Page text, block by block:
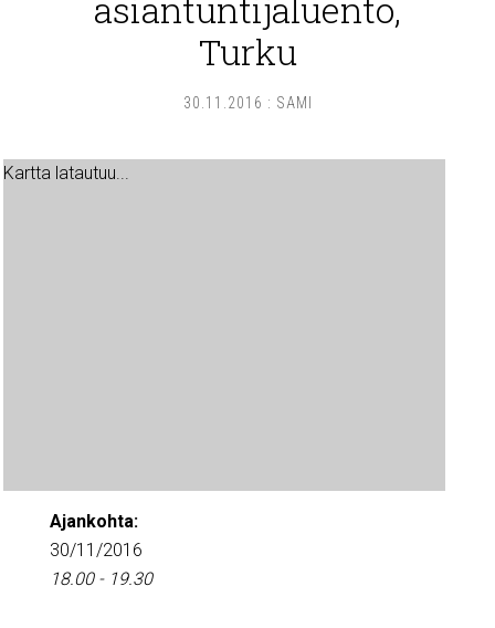
Turku
30.11.2016 : SAMI
Kartta latautuu...
Ajankohta:
30/11/2016
18.00 - 19.30